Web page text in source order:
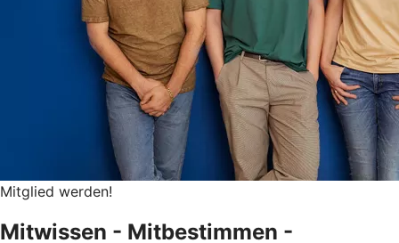
Mitglied werden!
Mitwissen - Mitbestimmen -